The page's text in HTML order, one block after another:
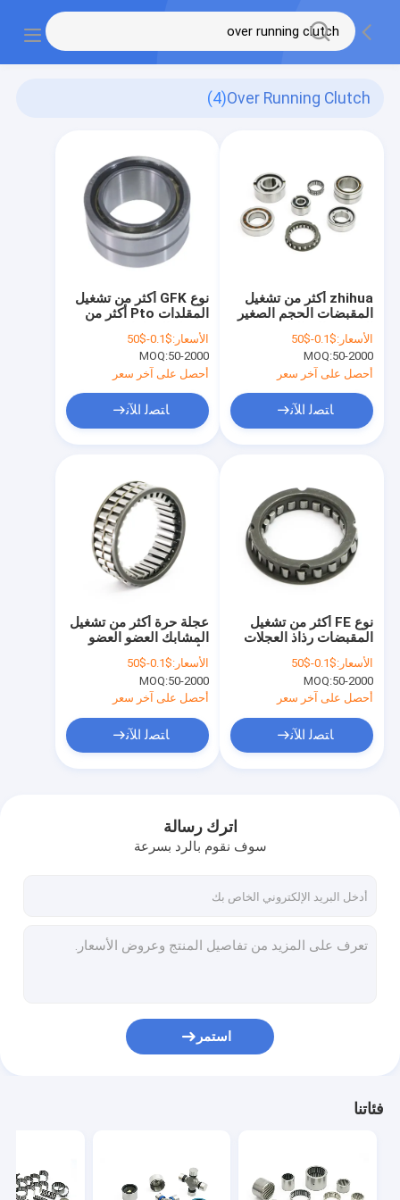
Over Running Clutch
(4)
نوع GFK أكثر من تشغيل
المقلدات Pto أكثر من
تشغيل المقلدات سعة
العزم العاكس العالية
الأسعار:$0.1-$50
MOQ:50-2000
أحصل على آخر سعر
ﺎﺘﺼﻟ ﺍﻶﻧ
zhihua أكثر من تشغيل
المقبضات الحجم الصغير
المقبض المبالغ فيه
للجرار
الأسعار:$0.1-$50
MOQ:50-2000
أحصل على آخر سعر
ﺎﺘﺼﻟ ﺍﻶﻧ
عجلة حرة أكثر من تشغيل
المشابك العضو العضو
الأسطواني
الأسعار:$0.1-$50
MOQ:50-2000
أحصل على آخر سعر
ﺎﺘﺼﻟ ﺍﻶﻧ
نوع FE أكثر من تشغيل
المقبضات رذاذ العجلات
الحرة تصميم قفص
مزدوج
الأسعار:$0.1-$50
MOQ:50-2000
أحصل على آخر سعر
ﺎﺘﺼﻟ ﺍﻶﻧ
اترك رسالة
سوف نقوم بالرد بسرعة
استمر
فئاتنا